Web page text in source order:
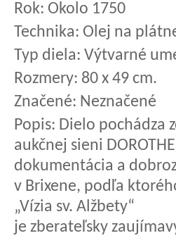
Rok: Okolo 1750
Technika: Olej na
Typ diela: Výtvarné
Rozmery: 80 x 49 cm.
Značené: Neznačené
Popis: Dielo pochádza
aukčnej sieni
dokumentácia a
v Brixene, podľa
„Vízia sv. Alžbety“
je zberateľsky